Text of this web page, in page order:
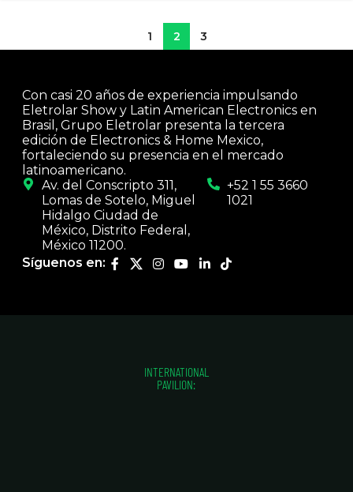
1 2 3
Con casi 20 años de experiencia impulsando
Eletrolar Show y Latin American Electronics en
Brasil, Grupo Eletrolar presenta la tercera
edición de Electronics & Home Mexico,
fortaleciendo su presencia en el mercado
latinoamericano.
Av. del Conscripto 311,
Lomas de Sotelo, Miguel
Hidalgo Ciudad de
México, Distrito Federal,
México 11200.
+52 1 55 3660
1021
Síguenos en:
INTERNATIONAL
PAVILION: